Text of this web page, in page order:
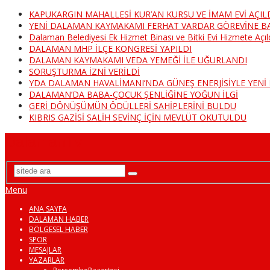
KAPUKARGIN MAHALLESİ KUR’AN KURSU VE İMAM EVİ
YENİ DALAMAN KAYMAKAMI FERHAT VARDAR GÖREVİNE
Dalaman Belediyesi Ek Hizmet Binası ve Bitki Evi Hizmete
DALAMAN MHP İLÇE KONGRESİ YAPILDI
DALAMAN KAYMAKAMI VEDA YEMEĞİ İLE UĞURLANDI
SORUŞTURMA İZNİ VERİLDİ
YDA DALAMAN HAVALİMANI’NDA GÜNEŞ ENERJİSİYLE
DALAMAN’DA BABA-ÇOCUK ŞENLİĞİNE YOĞUN İLGİ
GERİ DÖNÜŞÜMÜN ÖDÜLLERİ SAHİPLERİNİ BULDU
KIBRIS GAZİSİ SALİH SEVİNÇ İÇİN MEVLÜT OKUTULDU
Menu
ANA SAYFA
DALAMAN HABER
BÖLGESEL HABER
SPOR
MESAJLAR
YAZARLAR